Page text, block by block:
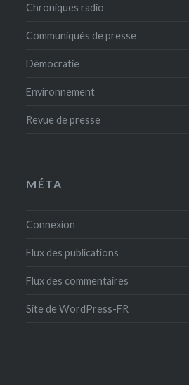
Chroniques radio
Communiqués de presse
Démocratie
Environnement
Revue de presse
MÉTA
Connexion
Flux des publications
Flux des commentaires
Site de WordPress-FR